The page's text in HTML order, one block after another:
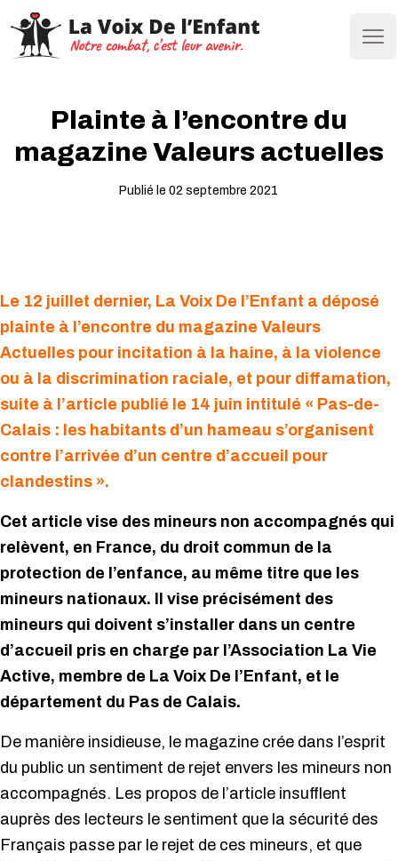
Plainte à l’encontre du
magazine Valeurs actuelles
Publié le 02 septembre 2021
Le 12 juillet dernier, La Voix De l’Enfant a déposé
plainte à l’encontre du magazine Valeurs
Actuelles pour incitation à la haine, à la violence
ou à la discrimination raciale, et pour diffamation,
suite à l’article publié le 14 juin intitulé « Pas-de-
Calais : les habitants d’un hameau s’organisent
contre l’arrivée d’un centre d’accueil pour
clandestins ».
Cet article vise des mineurs non accompagnés qui
relèvent, en France, du droit commun de la
protection de l’enfance, au même titre que les
mineurs nationaux. Il vise précisément des
mineurs qui doivent s’installer dans un centre
d’accueil pris en charge par l’Association La Vie
Active, membre de La Voix De l’Enfant, et le
département du Pas de Calais.
De manière insidieuse, le magazine crée dans l’esprit
du public un sentiment de rejet envers les mineurs non
accompagnés. Les propos de l’article insufflent
auprès des lecteurs le sentiment que la sécurité des
Français passe par le rejet de ces mineurs, et que